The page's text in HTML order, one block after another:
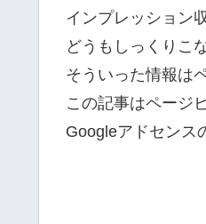
インプレッション
どうもしっくりこ
そういった情報は
この記事はページ
Googleアドセンス